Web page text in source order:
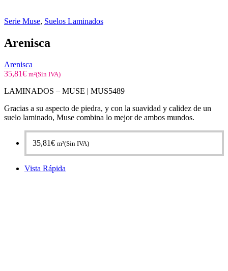
Serie Muse, Suelos Laminados
Arenisca
Arenisca
35,81€ m²(Sin IVA)
LAMINADOS – MUSE | MUS5489
Gracias a su aspecto de piedra, y con la suavidad y calidez de un
suelo laminado, Muse combina lo mejor de ambos mundos.
35,81€ m²(Sin IVA)
Vista Rápida